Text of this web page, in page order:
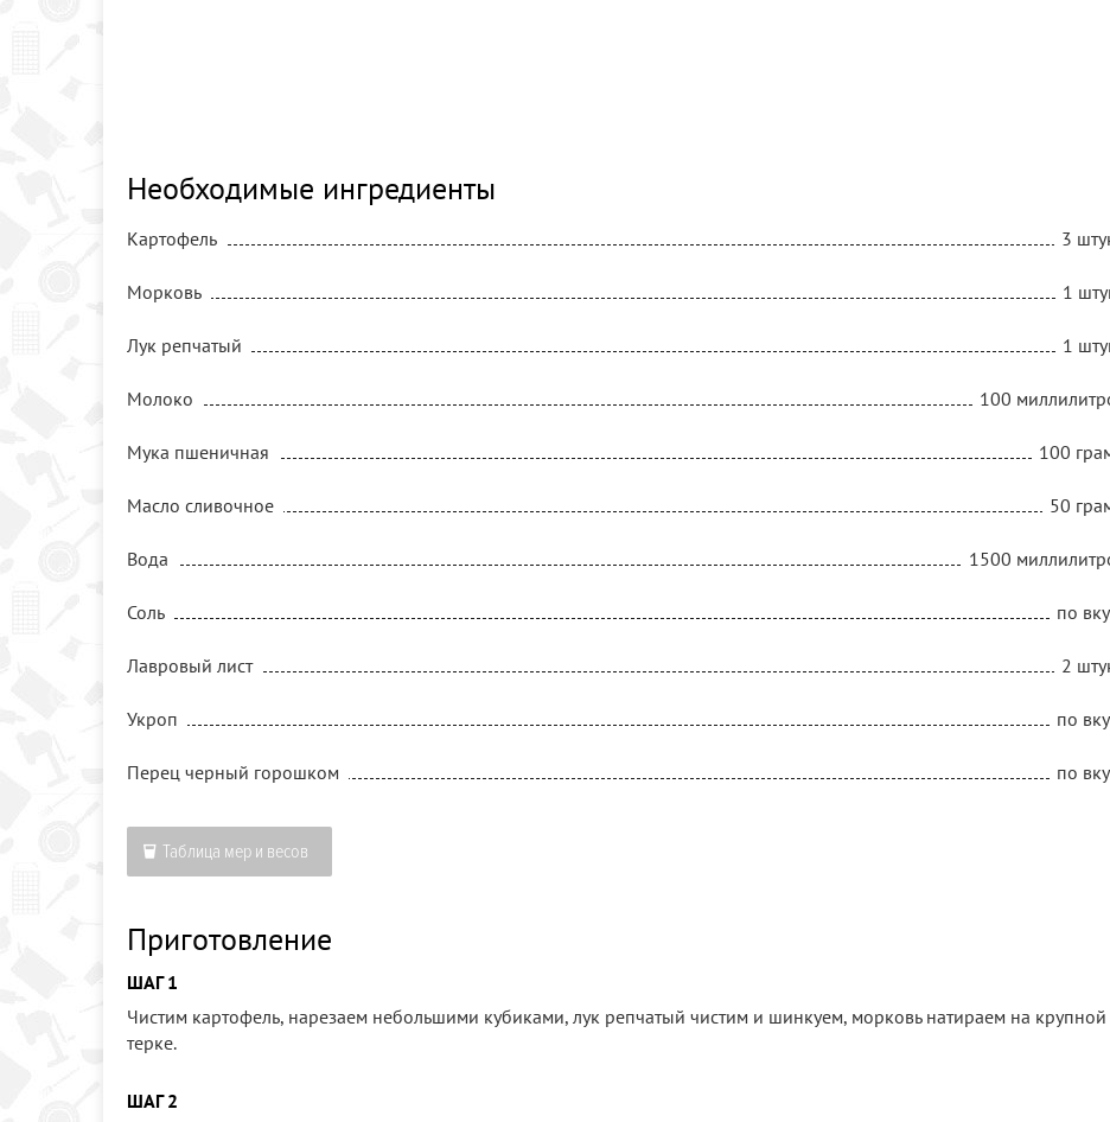
Необходимые ингредиенты
Картофель 3
Морковь 1
Лук репчатый 1
Молоко 100
Мука пшеничная 100
Масло сливочное 50
Вода 1500
Соль по
Лавровый лист 2
Укроп по
Перец черный горошком по
Таблица мер и весов
Приготовление
ШАГ 1
Чистим картофель, нарезаем небольшими кубиками, лук репчатый чистим и шинкуем, морковь натираем на крупной
терке.
ШАГ 2